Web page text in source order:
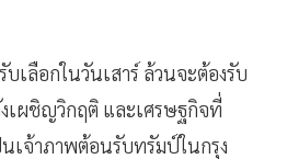
บเลือกในวันเสาร์ ล้วนจะต้องรับ
เผชิญวิกฤติ และเศรษฐกิจที่
เจ้าภาพต้อนรับทรัมป์ในกรุง